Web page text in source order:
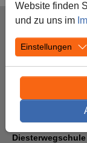
Diesterwegschule
Website finden
und zu uns im
Einstellungen